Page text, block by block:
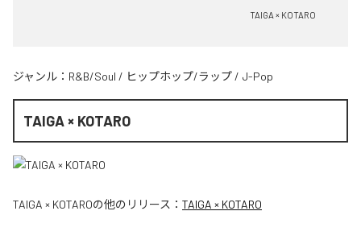
TAIGA × KOTARO
ジャンル： R&B/Soul / ヒップホップ/ラップ / J-Pop
TAIGA × KOTARO
TAIGA × KOTAROの他のリリース： TAIGA × KOTARO